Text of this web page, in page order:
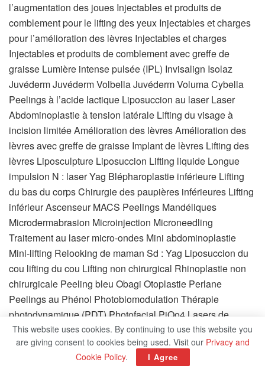
l’augmentation des joues Injectables et produits de
comblement pour le lifting des yeux Injectables et charges
pour l’amélioration des lèvres Injectables et charges
Injectables et produits de comblement avec greffe de
graisse Lumière intense pulsée (IPL) Invisalign Isolaz
Juvéderm Juvéderm Volbella Juvéderm Voluma Cybella
Peelings à l’acide lactique Liposuccion au laser Laser
Abdominoplastie à tension latérale Lifting du visage à
incision limitée Amélioration des lèvres Amélioration des
lèvres avec greffe de graisse Implant de lèvres Lifting des
lèvres Liposculpture Liposuccion Lifting liquide Longue
impulsion N : laser Yag Blépharoplastie inférieure Lifting
du bas du corps Chirurgie des paupières inférieures Lifting
inférieur Ascenseur MACS Peelings Mandéliques
Microdermabrasion Microinjection Microneedling
Traitement au laser micro-ondes Mini abdominoplastie
Mini-lifting Relooking de maman Sd : Yag Liposuccion du
cou lifting du cou Lifting non chirurgical Rhinoplastie non
chirurgicale Peeling bleu Obagi Otoplastie Perlane
Peelings au Phénol Photobiomodulation Thérapie
photodynamique (PDT) Photofacial PiQo4 Lasers de
resurfaçage au plasma Liposuccion assistée Prévelle
Teinture pulsée Radiesse Radio Fréquence avec
Microneedling Lipolyse assistée par radiofréquence
This website uses cookies. By continuing to use this website you
are giving consent to cookies being used. Visit our Privacy and
Cookie Policy. I Agree